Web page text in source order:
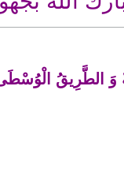
الطَّرِيقُ الْوُسْطَى